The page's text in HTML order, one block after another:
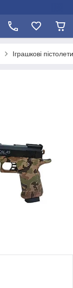
Іграшкові пістолети